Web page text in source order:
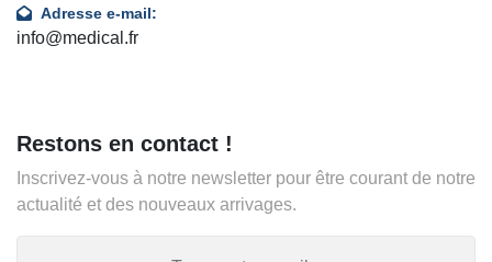
Adresse e-mail:
info@medical.fr
Restons en contact !
Inscrivez-vous à notre newsletter pour être courant de notre
actualité et des nouveaux arrivages.